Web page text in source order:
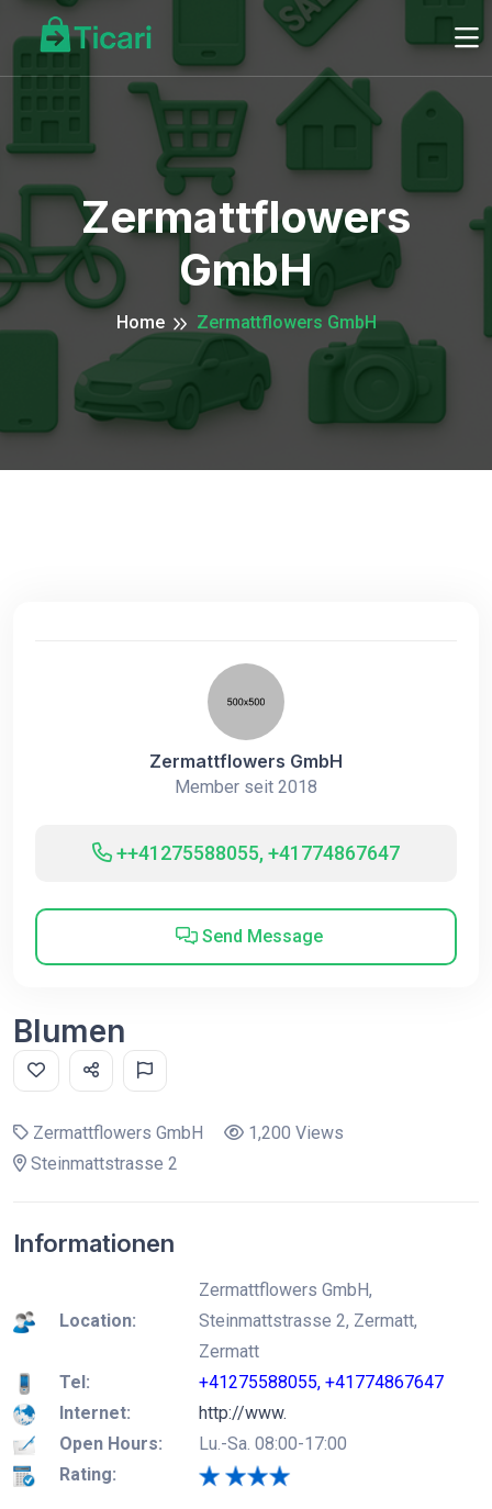
Zermattflowers
GmbH
Home Zermattflowers GmbH
Zermattflowers GmbH
Member seit 2018
++41275588055, +41774867647
Send Message
Blumen
Zermattflowers GmbH
1,200 Views
Steinmattstrasse 2
Informationen
Location:
Zermattflowers GmbH,
Steinmattstrasse 2, Zermatt,
Zermatt
Tel:
+41275588055, +41774867647
Internet:
http://www.
Open Hours:
Lu.-Sa. 08:00-17:00
Rating: